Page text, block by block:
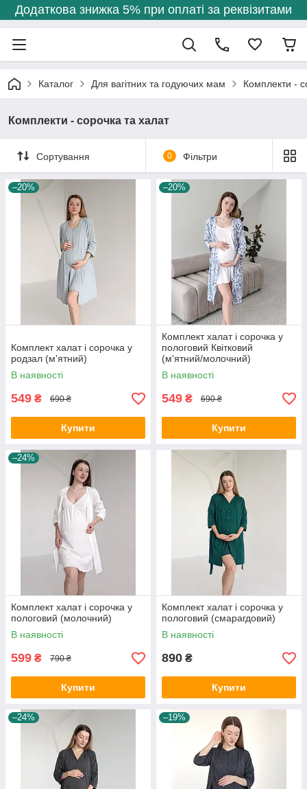
Додаткова знижка 5% при оплаті за реквізитами
Каталог Для вагітних та годуючих мам Комплекти -
Комплекти - сорочка та халат
Сортування 0 Фільтри
–20%
Комплект халат і сорочка у
родзал (м'ятний)
В наявності
549 ₴ 690 ₴
Купити
–20%
Комплект халат і сорочка у
пологовий Квітковий
(м'ятний/молочний)
В наявності
549 ₴ 690 ₴
Купити
–24%
Комплект халат і сорочка у
пологовий (молочний)
В наявності
599 ₴ 790 ₴
Купити
Комплект халат і сорочка у
пологовий (смарагдовий)
В наявності
890 ₴
Купити
–24% –19%